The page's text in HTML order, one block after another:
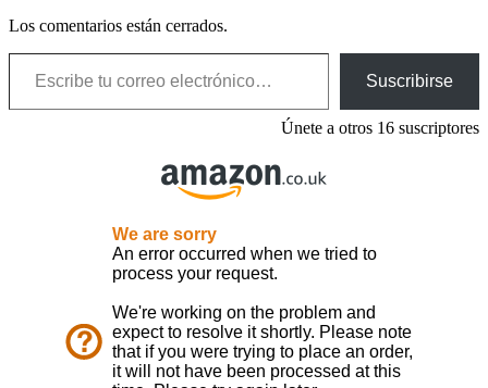
Los comentarios están cerrados.
Escribe tu correo electrónico…
Suscribirse
Únete a otros 16 suscriptores